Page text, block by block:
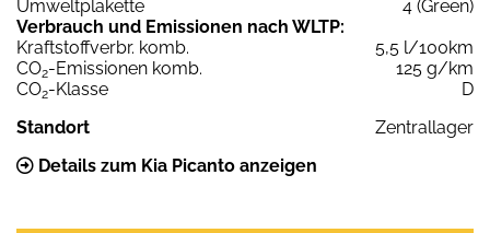
Umweltplakette
4 (Green)
Verbrauch und Emissionen nach WLTP:
Kraftstoffverbr. komb.
5,5 l/100km
CO2-Emissionen komb.
125 g/km
CO2-Klasse
D
Standort
Zentrallager
Details zum Kia Picanto anzeigen